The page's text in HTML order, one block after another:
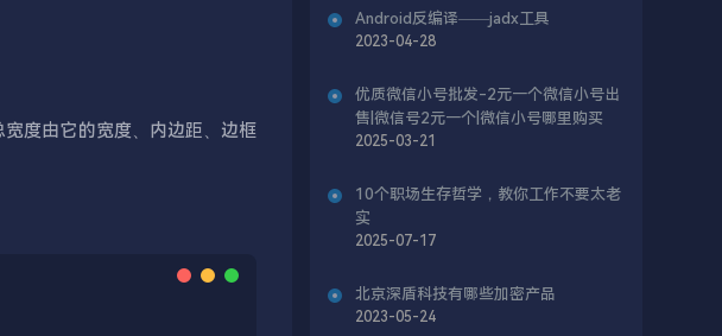
度由它的宽度、内边距、边框
Android反编译——jadx工具
2023-04-28
优质微信小号批发-2元一个微信小号出
售|微信号2元一个|微信小号哪里购买
2025-03-21
10个职场生存哲学，教你工作不要太老
实
2025-07-17
北京深盾科技有哪些加密产品
2023-05-24